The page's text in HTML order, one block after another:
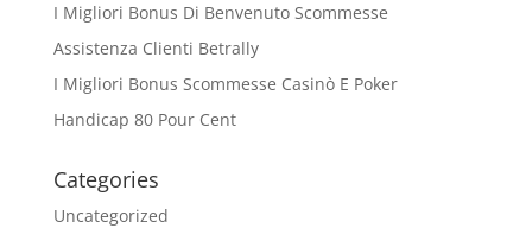
I Migliori Bonus Di Benvenuto Scommesse
Assistenza Clienti Betrally
I Migliori Bonus Scommesse Casinò E Poker
Handicap 80 Pour Cent
Categories
Uncategorized